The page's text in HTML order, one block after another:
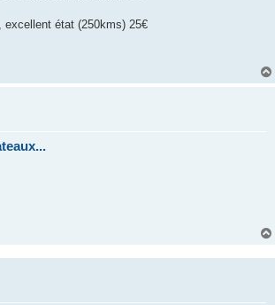
excellent état (250kms) 25€